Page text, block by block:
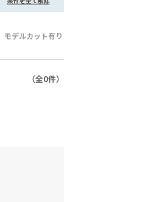
モデルカット有り
（全0件）